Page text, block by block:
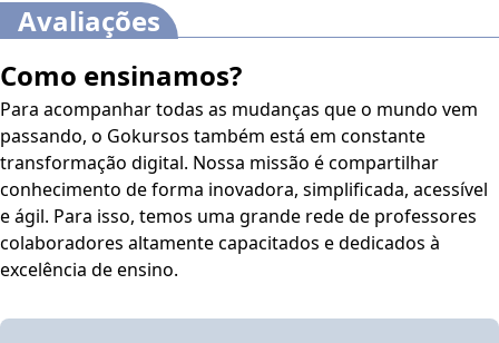
Avaliações
Como ensinamos?
Para acompanhar todas as mudanças que o mundo vem
passando, o Gokursos também está em constante
transformação digital. Nossa missão é compartilhar
conhecimento de forma inovadora, simplificada, acessível
e ágil. Para isso, temos uma grande rede de professores
colaboradores altamente capacitados e dedicados à
excelência de ensino.